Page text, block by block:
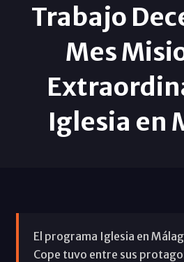
Trabajo
Mes
Iglesia en
El programa Iglesia en
Cope tuvo entre sus